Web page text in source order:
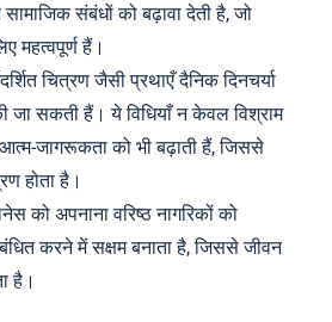
संबंधों को बढ़ावा देती है, जो
महत्वपूर्ण हैं।
चित्रण जैसी प्रथाएँ दैनिक दिनचर्या
जा सकती हैं। ये विधियाँ न केवल विश्राम
जागरूकता को भी बढ़ाती हैं, जिससे
होता है।
को अपनाना वरिष्ठ नागरिकों को
करने में सक्षम बनाता है, जिससे जीवन
है।